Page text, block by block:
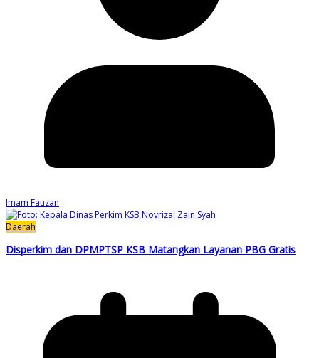
Imam Fauzan
Daerah
Disperkim dan DPMPTSP KSB Matangkan Layanan PBG Gratis